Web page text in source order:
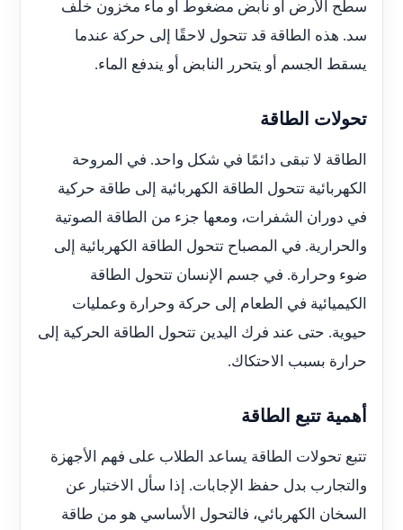
سطح الأرض أو نابض مضغوط أو ماء مخزون خلف
سد. هذه الطاقة قد تتحول لاحقًا إلى حركة عندما
يسقط الجسم أو يتحرر النابض أو يندفع الماء.
تحولات الطاقة
الطاقة لا تبقى دائمًا في شكل واحد. في المروحة
الكهربائية تتحول الطاقة الكهربائية إلى طاقة حركية
في دوران الشفرات، ومعها جزء من الطاقة الصوتية
والحرارية. في المصباح تتحول الطاقة الكهربائية إلى
ضوء وحرارة. في جسم الإنسان تتحول الطاقة
الكيميائية في الطعام إلى حركة وحرارة وعمليات
حيوية. حتى عند فرك اليدين تتحول الطاقة الحركية إلى
حرارة بسبب الاحتكاك.
أهمية تتبع الطاقة
تتبع تحولات الطاقة يساعد الطلاب على فهم الأجهزة
والتجارب بدل حفظ الإجابات. إذا سأل الاختبار عن
السخان الكهربائي، فالتحول الأساسي هو من طاقة